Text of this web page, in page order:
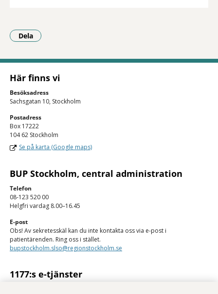
Dela
- Klicka för att öppna delningsalternativ.
Här finns vi
Besöksadress
Sachsgatan 10, Stockholm
Postadress
Box 17222
104 62 Stockholm
Se på karta (Google maps)
BUP Stockholm, central administration
Telefon
08-123 520 00
Helgfri vardag 8.00–16.45
E-post
Obs! Av sekretesskäl kan du inte kontakta oss via e-post i
patientärenden. Ring oss i stället.
bupstockholm.slso@regionstockholm.se
1177:s e-tjänster